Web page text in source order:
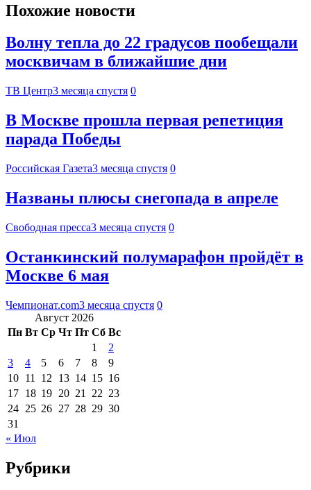
Похожие новости
Волну тепла до 22 градусов пообещали
москвичам в ближайшие дни
ТВ Центр3 месяца спустя 0
В Москве прошла первая репетиция
парада Победы
Российская Газета3 месяца спустя 0
Названы плюсы снегопада в апреле
Свободная пресса3 месяца спустя 0
Останкинский полумарафон пройдёт в
Москве 6 мая
Чемпионат.com3 месяца спустя 0
Август 2026
Пн Вт Ср Чт Пт Сб Вс
1
2
3
4 5 6 7 8
9
10 11 12 13 14 15 16
17 18 19 20 21 22 23
24 25 26 27 28 29 30
31
« Июл
Рубрики